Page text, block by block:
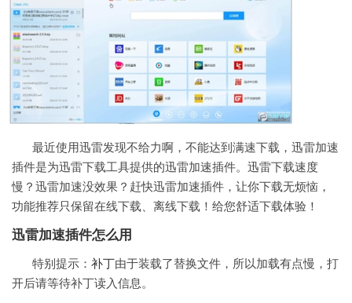
最近使用迅雷发现不给力啊，不能达到满速下载，迅雷加速
插件是为迅雷下载工具提供的迅雷加速插件。迅雷下载速度
慢？迅雷加速没效果？赶快迅雷加速插件，让你下载无烦恼，
功能推荐只保留在线下载、离线下载！给您舒适下载体验！
迅雷加速插件怎么用
特别提示： 补丁由于装载了替换文件，所以加载有点慢，打
开后请等待补丁读入信息。